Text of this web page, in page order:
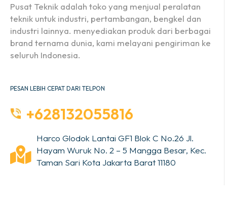
Pusat Teknik adalah toko yang menjual peralatan
teknik untuk industri, pertambangan, bengkel dan
industri lainnya. menyediakan produk dari berbagai
brand ternama dunia, kami melayani pengiriman ke
seluruh Indonesia.
PESAN LEBIH CEPAT DARI TELPON
+628132055816
Harco Glodok Lantai GF1 Blok C No.26 Jl.
Hayam Wuruk No. 2 – 5 Mangga Besar, Kec.
Taman Sari Kota Jakarta Barat 11180